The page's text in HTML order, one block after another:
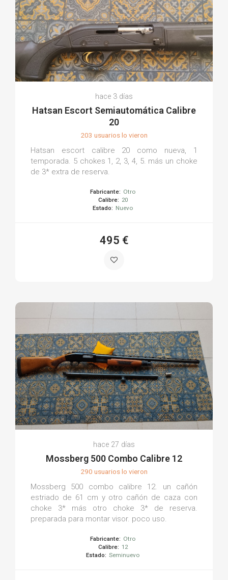
hace 3 días
Hatsan Escort Semiautomática Calibre
20
203 usuarios lo vieron
Hatsan escort calibre 20 como nueva, 1
temporada. 5 chokes 1, 2, 3, 4, 5. más un choke
de 3* extra de reserva.
Fabricante: Otro
Calibre: 20
Estado: Nuevo
495 €
hace 27 días
Mossberg 500 Combo Calibre 12
290 usuarios lo vieron
Mossberg 500 combo calibre 12. un cañón
estriado de 61 cm y otro cañón de caza con
choke 3* más otro choke 3* de reserva.
preparada para montar visor. poco uso.
Fabricante: Otro
Calibre: 12
Estado: Seminuevo